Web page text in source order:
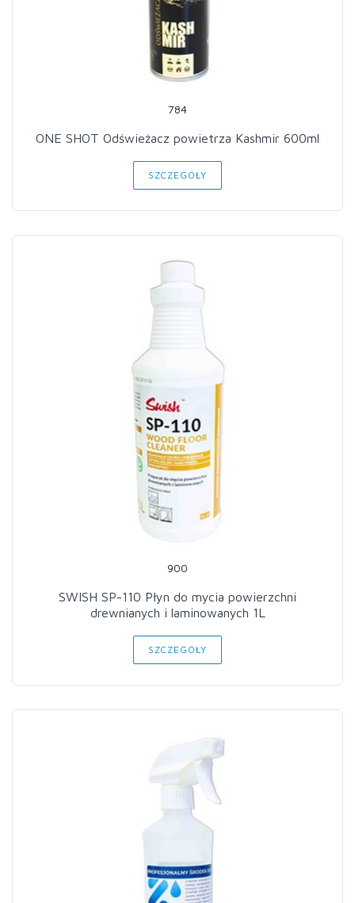
784
ONE SHOT Odświeżacz powietrza Kashmir 600ml
SZCZEGÓŁY
900
SWISH SP-110 Płyn do mycia powierzchni
drewnianych i laminowanych 1L
SZCZEGÓŁY